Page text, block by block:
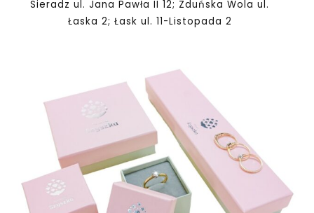
Sieradz ul. Jana Pawła II 12; Zduńska Wola ul.
Łaska 2; Łask ul. 11-Listopada 2